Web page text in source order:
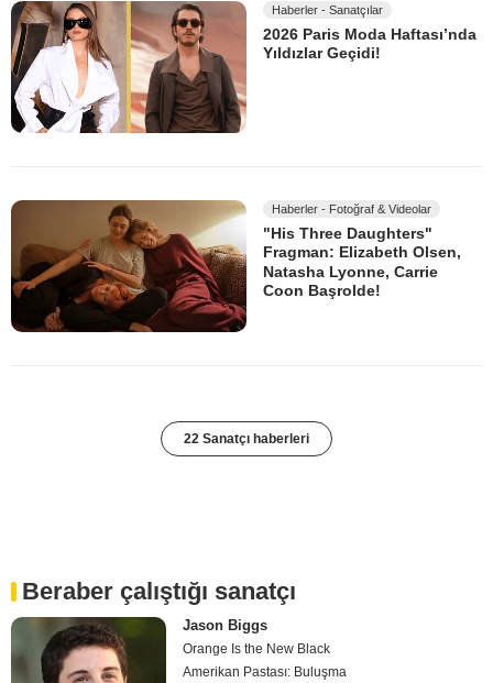
Haberler - Sanatçılar
2026 Paris Moda Haftası’nda
Yıldızlar Geçidi!
Haberler - Fotoğraf & Videolar
"His Three Daughters"
Fragman: Elizabeth Olsen,
Natasha Lyonne, Carrie
Coon Başrolde!
22 Sanatçı haberleri
Beraber çalıştığı sanatçı
Jason Biggs
Orange Is the New Black
Amerikan Pastası: Buluşma